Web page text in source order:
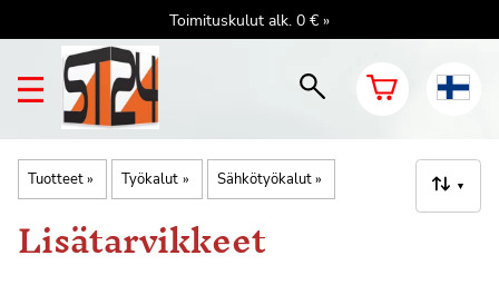
Toimituskulut alk. 0 € »
Tuotteet‪» Työkalut ‪» Sähkötyökalut‪» ▼
Lisätarvikkeet